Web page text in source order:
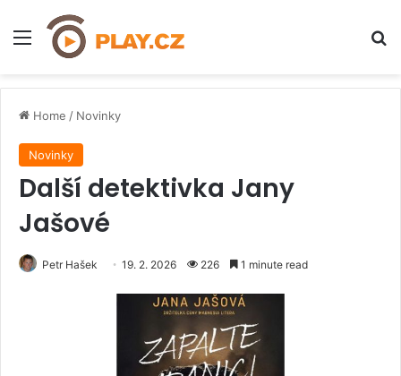
Menu
Home / Novinky
Novinky
Další detektivka Jany
Jašové
Petr Hašek 19. 2. 2026 226 1 minute read